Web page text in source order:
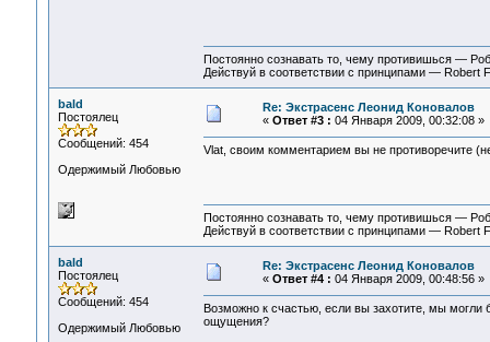
Постоянно сознавать то, чему противишься —
Действуй в соответствии с принципами — Robert
bald
Постоялец
Сообщений: 454
Одержимый Любовью
Re: Экстрасенс Леонид Коновалов
« Ответ #3 : 04 Января 2009, 00:32:08 »
Vlat, своим комментарием вы не противоречите
Постоянно сознавать то, чему противишься —
Действуй в соответствии с принципами — Robert
bald
Постоялец
Сообщений: 454
Одержимый Любовью
Re: Экстрасенс Леонид Коновалов
« Ответ #4 : 04 Января 2009, 00:48:56 »
Возможно к счастью, если вы захотите, мы могли
ощущения?